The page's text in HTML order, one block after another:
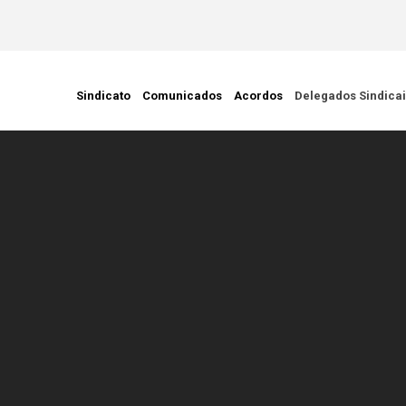
Sindicato Comunicados Acordos Delegados